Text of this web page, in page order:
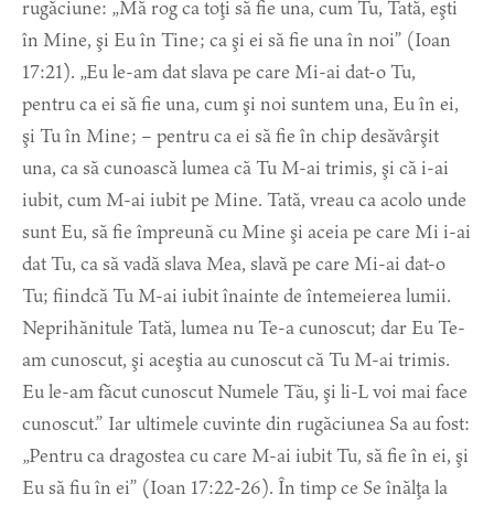
rugăciune: „Mă rog ca toţi să fie una, cum Tu, Tată, eşti
în Mine, şi Eu în Tine; ca şi ei să fie una în noi” (Ioan
17:21). „Eu le-am dat slava pe care Mi-ai dat-o Tu,
pentru ca ei să fie una, cum şi noi suntem una, Eu în ei,
şi Tu în Mine; – pentru ca ei să fie în chip desăvârşit
una, ca să cunoască lumea că Tu M-ai trimis, şi că i-ai
iubit, cum M-ai iubit pe Mine. Tată, vreau ca acolo unde
sunt Eu, să fie împreună cu Mine şi aceia pe care Mi i-ai
dat Tu, ca să vadă slava Mea, slavă pe care Mi-ai dat-o
Tu; fiindcă Tu M-ai iubit înainte de întemeierea lumii.
Neprihănitule Tată, lumea nu Te-a cunoscut; dar Eu Te-
am cunoscut, şi aceştia au cunoscut că Tu M-ai trimis.
Eu le-am făcut cunoscut Numele Tău, şi li-L voi mai face
cunoscut.” Iar ultimele cuvinte din rugăciunea Sa au fost:
„Pentru ca dragostea cu care M-ai iubit Tu, să fie în ei, şi
Eu să fiu în ei” (Ioan 17:22-26). În timp ce Se înălţa la